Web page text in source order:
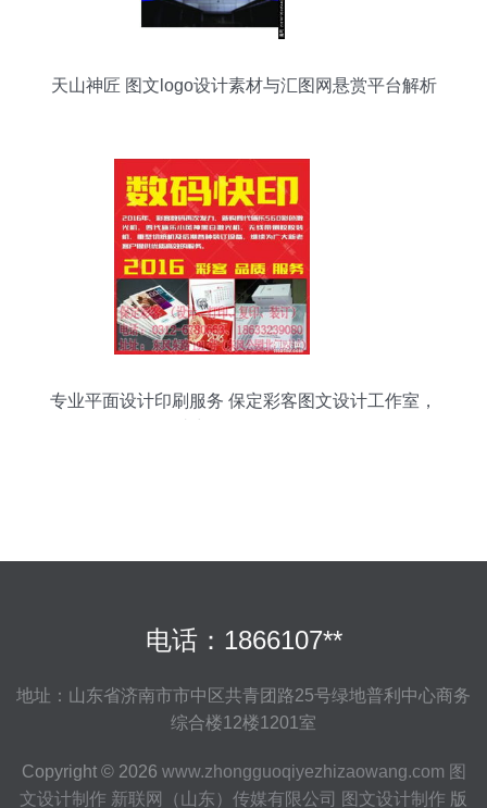
天山神匠 图文logo设计素材与汇图网悬赏平台解析
专业平面设计印刷服务 保定彩客图文设计工作室，
电话：1866107**
地址：山东省济南市市中区共青团路25号绿地普利中心商务
综合楼12楼1201室
Copyright © 2026 www.zhongguoqiyezhizaowang.com 图
文设计制作 新联网（山东）传媒有限公司 图文设计制作 版